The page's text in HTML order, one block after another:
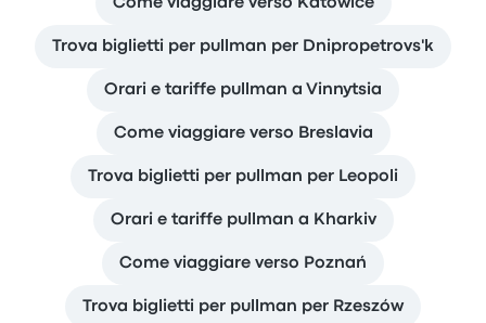
Come viaggiare verso Katowice
Trova biglietti per pullman per Dnipropetrovs'k
Orari e tariffe pullman a Vinnytsia
Come viaggiare verso Breslavia
Trova biglietti per pullman per Leopoli
Orari e tariffe pullman a Kharkiv
Come viaggiare verso Poznań
Trova biglietti per pullman per Rzeszów